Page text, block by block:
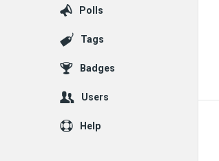
Polls
Tags
Badges
Users
Help